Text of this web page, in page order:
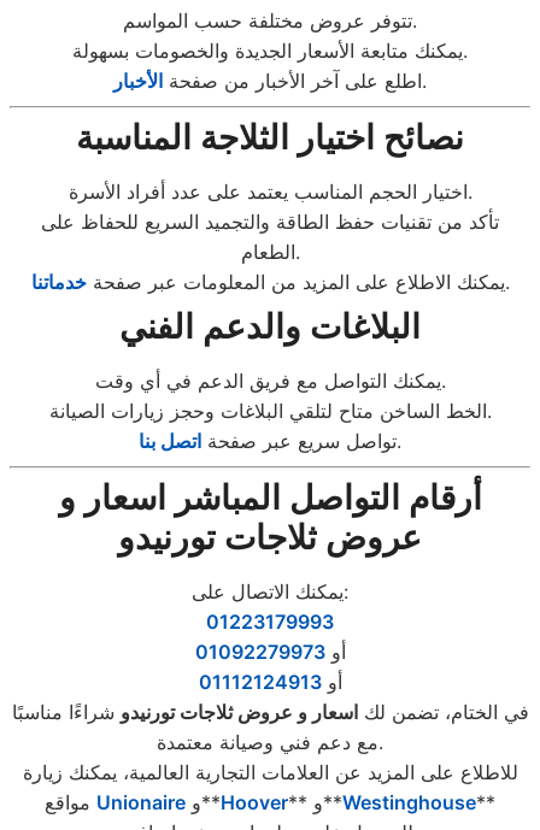
تتوفر عروض مختلفة حسب المواسم.
يمكنك متابعة الأسعار الجديدة والخصومات بسهولة.
اطلع على آخر الأخبار من صفحة الأخبار .
نصائح اختيار الثلاجة المناسبة
اختيار الحجم المناسب يعتمد على عدد أفراد الأسرة.
تأكد من تقنيات حفظ الطاقة والتجميد السريع للحفاظ على
الطعام.
يمكنك الاطلاع على المزيد من المعلومات عبر صفحةخدماتنا .
البلاغات والدعم الفني
يمكنك التواصل مع فريق الدعم في أي وقت.
الخط الساخن متاح لتلقي البلاغات وحجز زيارات الصيانة.
تواصل سريع عبر صفحة اتصل بنا .
أرقام التواصل المباشر اسعار و
عروض ثلاجات تورنيدو
يمكنك الاتصال على:
01223179993
أو01092279973
أو01112124913
في الختام، تضمن لكاسعار و عروض ثلاجات تورنيدو شراءًا مناسبًا
مع دعم فني وصيانة معتمدة.
للاطلاع على المزيد عن العلامات التجارية العالمية، يمكنك زيارة
Unionaire و**Hoover ** و**Westinghouse**